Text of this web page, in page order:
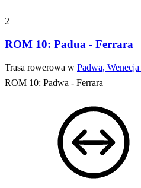
2
ROM 10: Padua - Ferrara
Trasa rowerowa w Padwa,
ROM 10: Padwa - Ferrara